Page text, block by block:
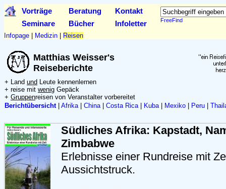
Vorträge Beratung Kontakt
FreeFind
Seminare Bücher Infoletter
Infopage Medizin Reisen
Matthias Weisser's
Reiseberichte
+ Land und Leute kennenlernen
+ reise mit wenig Gepäck
+ Gruppenreisen von Veranstalter vorbereitet
Berichtübersicht| Afrika| China| Costa Rica| Kuba| Mexiko Peru
Südliches Afrika: Kapstadt,
Zimbabwe
Erlebnisse einer Rundreise mit
Aussichtstruck.